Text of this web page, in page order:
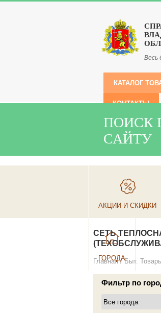
Весь
КАТАЛОГ
КОНТАКТЫ
ПОИСК
САЙТУ
АКЦИИ И СКИДКИ
ГОРОДА
СЕТЬ
Главная/Быт.
Фильтр по